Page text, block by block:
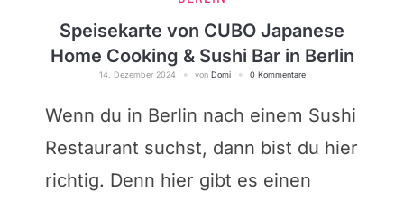
Speisekarte von CUBO Japanese
Home Cooking & Sushi Bar in Berlin
14. Dezember 2024 von Domi 0 Kommentare
Wenn du in Berlin nach einem Sushi
Restaurant suchst, dann bist du hier
richtig. Denn hier gibt es einen